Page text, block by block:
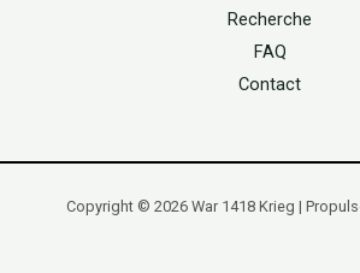
Recherche
FAQ
Contact
Copyright © 2026 War 1418 Krieg |